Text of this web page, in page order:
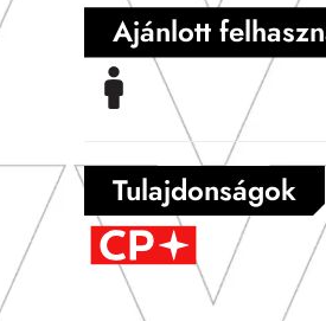
Ajánlott
Tulajdonságok